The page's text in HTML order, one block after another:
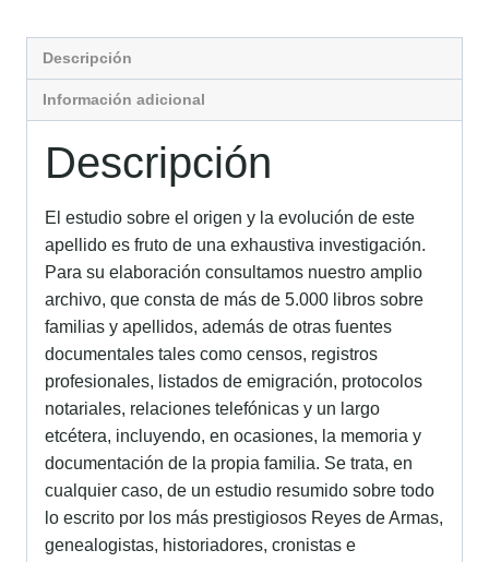
Descripción
Información adicional
Descripción
El estudio sobre el origen y la evolución de este
apellido es fruto de una exhaustiva investigación.
Para su elaboración consultamos nuestro amplio
archivo, que consta de más de 5.000 libros sobre
familias y apellidos, además de otras fuentes
documentales tales como censos, registros
profesionales, listados de emigración, protocolos
notariales, relaciones telefónicas y un largo
etcétera, incluyendo, en ocasiones, la memoria y
documentación de la propia familia. Se trata, en
cualquier caso, de un estudio resumido sobre todo
lo escrito por los más prestigiosos Reyes de Armas,
genealogistas, historiadores, cronistas e